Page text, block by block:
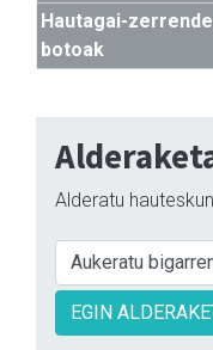
Hautagai-
botoak
Alderatu
EGIN